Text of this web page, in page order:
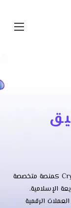
في سويفتك، عملنا على تطوير تطبيق Crypto Halal كمنصة متخصصة
الإسلامية.
الرقمية